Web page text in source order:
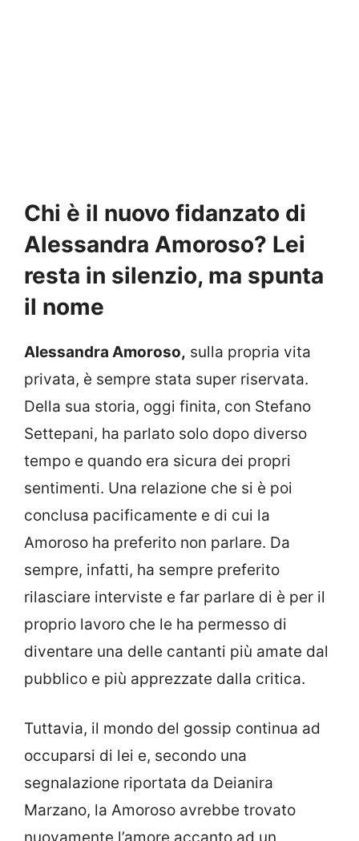
Chi è il nuovo fidanzato di
Alessandra Amoroso? Lei
resta in silenzio, ma spunta
il nome
Alessandra Amoroso, sulla propria vita
privata, è sempre stata super riservata.
Della sua storia, oggi finita, con Stefano
Settepani, ha parlato solo dopo diverso
tempo e quando era sicura dei propri
sentimenti. Una relazione che si è poi
conclusa pacificamente e di cui la
Amoroso ha preferito non parlare. Da
sempre, infatti, ha sempre preferito
rilasciare interviste e far parlare di è per il
proprio lavoro che le ha permesso di
diventare una delle cantanti più amate dal
pubblico e più apprezzate dalla critica.
Tuttavia, il mondo del gossip continua ad
occuparsi di lei e, secondo una
segnalazione riportata da Deianira
Marzano, la Amoroso avrebbe trovato